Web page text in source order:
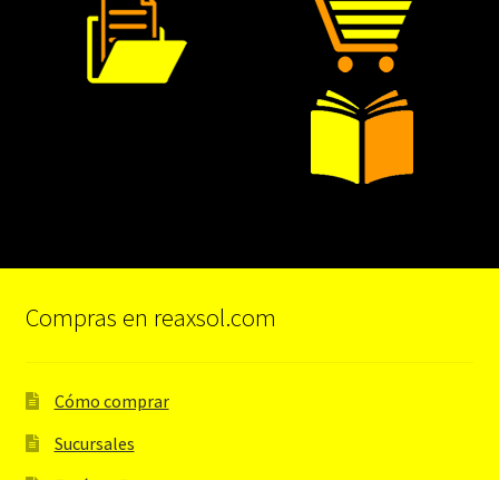
Compras en reaxsol.com
Cómo comprar
Sucursales